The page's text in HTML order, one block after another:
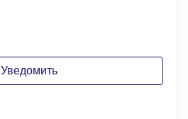
Уведомить